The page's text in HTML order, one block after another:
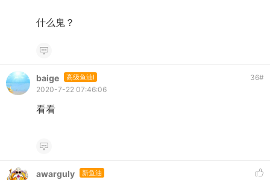
什么鬼？
baige 高级鱼油I 36#
2020-7-22 07:46:06
看看
awarguly 新鱼油